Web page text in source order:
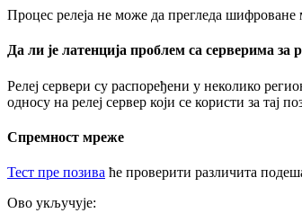
Процес релеја не може да прегледа шифроване
Да ли је латенција проблем са серверима за р
Релеј сервери су распоређени у неколико регио
односу на релеј сервер који се користи за тај по
Спремност мреже
Тест пре позива ће проверити различита подеш
Ово укључује: